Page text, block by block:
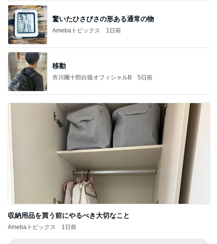
驚いたひさびさの形ある通常の物
Amebaトピックス 1日前
移動
市川團十郎白猿オフィシャルB 5日前
収納用品を買う前にやるべき大切なこと
Amebaトピックス 1日前